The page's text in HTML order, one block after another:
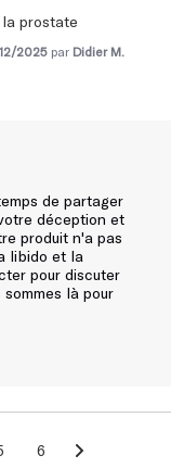
prostate
2025 par Didier M.
de partager
déception et
produit n'a pas
libido et la
pour discuter
là pour
6